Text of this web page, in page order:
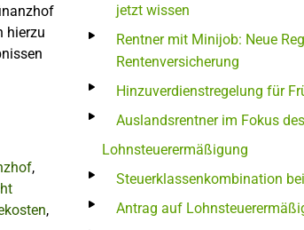
hierzu
,
,
jetzt wissen
Rentner mit Minijob: Neue
Rentenversicherung
Hinzuverdienstregelung für
Auslandsrentner im Fokus
Lohnsteuerermäßigung
Steuerklassenkombination
Antrag auf